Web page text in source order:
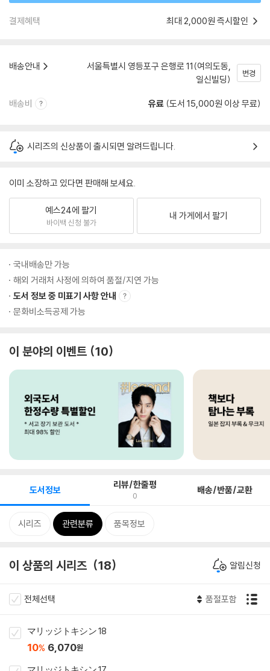
결제혜택 최대 2,000원 즉시할인
배송안내
서울특별시 영등포구 은행로 11(여의도동,
일신빌딩)
변경
배송비 유료 (도서 15,000원 이상 무료)
시리즈의 신상품이 출시되면 알려드립니다.
이미 소장하고 있다면 판매해 보세요.
예스24에 팔기
바이백 신청 불가
내 가게에서 팔기
국내배송만 가능
해외 거래처 사정에 의하여 품절/지연 가능
도서 정보 중 미표기 사항 안내
문화비소득공제 가능
이 분야의 이벤트 10
도서정보 리뷰/한줄평
0 배송/반품/교환
시리즈 관련분류 품목정보
이 상품의 시리즈 18 알림신청
전체선택 품절포함
マリッジトキシン 18
10% 6,070원